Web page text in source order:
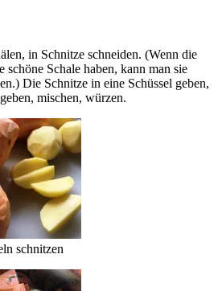
in Schnitze schneiden. (Wenn die
schöne Schale haben, kann man sie
Die Schnitze in eine Schüssel geben,
mischen, würzen.
schnitzen